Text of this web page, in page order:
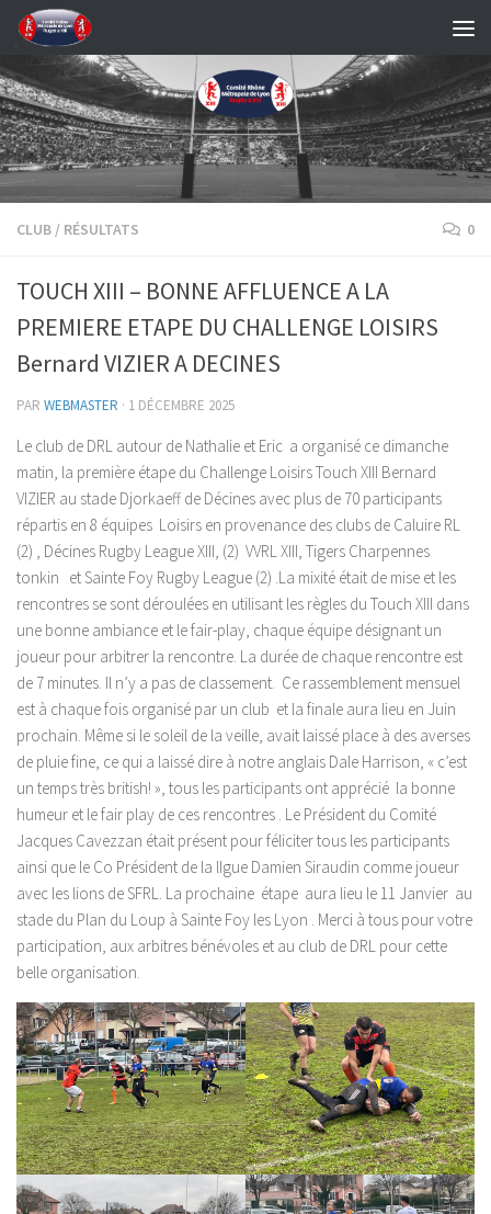
Skip to content
CLUB / RÉSULTATS 0
TOUCH XIII – BONNE AFFLUENCE A LA
PREMIERE ETAPE DU CHALLENGE LOISIRS
Bernard VIZIER A DECINES
PAR WEBMASTER · 1 DÉCEMBRE 2025
Le club de DRL autour de Nathalie et Eric a organisé ce dimanche
matin, la première étape du Challenge Loisirs Touch XIII Bernard
VIZIER au stade Djorkaeff de Décines avec plus de 70 participants
répartis en 8 équipes Loisirs en provenance des clubs de Caluire RL
(2) , Décines Rugby League XIII, (2) VVRL XIII, Tigers Charpennes
tonkin et Sainte Foy Rugby League (2) .La mixité était de mise et les
rencontres se sont déroulées en utilisant les règles du Touch XIII dans
une bonne ambiance et le fair-play, chaque équipe désignant un
joueur pour arbitrer la rencontre. La durée de chaque rencontre est
de 7 minutes. Il n’y a pas de classement. Ce rassemblement mensuel
est à chaque fois organisé par un club et la finale aura lieu en Juin
prochain. Même si le soleil de la veille, avait laissé place à des averses
de pluie fine, ce qui a laissé dire à notre anglais Dale Harrison, « c’est
un temps très british! », tous les participants ont apprécié la bonne
humeur et le fair play de ces rencontres . Le Président du Comité
Jacques Cavezzan était présent pour féliciter tous les participants
ainsi que le Co Président de la lIgue Damien Siraudin comme joueur
avec les lions de SFRL. La prochaine étape aura lieu le 11 Janvier au
stade du Plan du Loup à Sainte Foy les Lyon . Merci à tous pour votre
participation, aux arbitres bénévoles et au club de DRL pour cette
belle organisation.